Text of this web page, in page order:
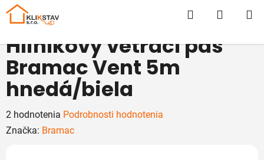
Prejsť
Hľadať
Hliníkový vetrací pás
Bramac Vent 5m
hnedá/biela
Priemerné
hodnotenie
2 hodnotenia Podrobnosti hodnotenia
Značka: Bramac